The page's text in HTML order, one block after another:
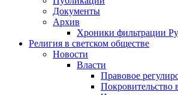
Документы
Архив
Хроники фильтрации
Религия в светском обществе
Новости
Власти
Правовое
Покровительство